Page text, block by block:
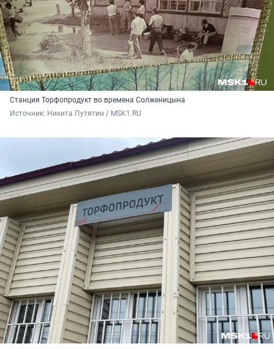
Станция Торфопродукт во времена Солженицына
Источник: Никита Путятин / MSK1.RU